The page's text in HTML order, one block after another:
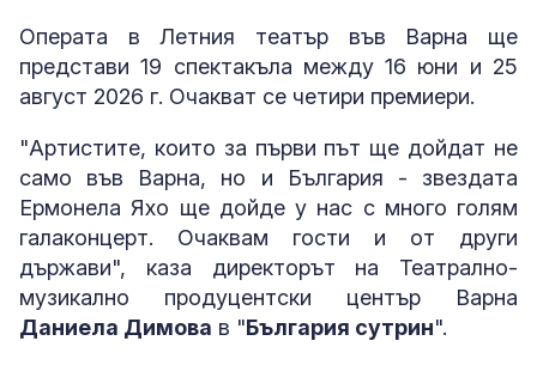
Операта в Летния театър във Варна ще
представи 19 спектакъла между 16 юни и 25
август 2026 г. Очакват се четири премиери.
"Артистите, които за първи път ще дойдат не
само във Варна, но и България - звездата
Ермонела Яхо ще дойде у нас с много голям
галаконцерт. Очаквам гости и от други
държави", каза директорът на Театрално-
музикално продуцентски център Варна
Даниела Димова в "България сутрин".